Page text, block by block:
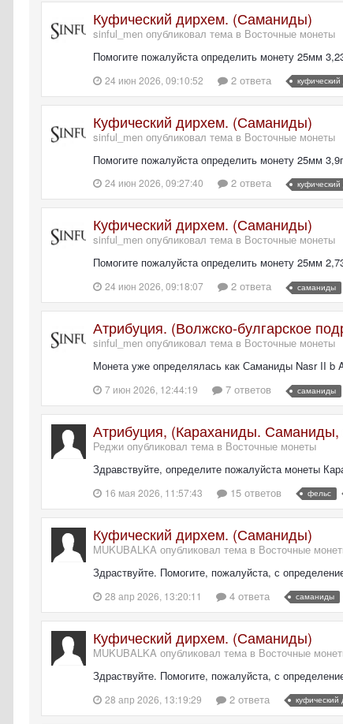
Куфический дирхем. (Саманиды)
sinful_men опубликовал тема в Восточные монеты
Помогите пожалуйста определить монету 25мм
24 июн 2026, 09:10:52 2 ответа
Куфический дирхем. (Саманиды)
sinful_men опубликовал тема в Восточные монеты
Помогите пожалуйста определить монету 25мм
24 июн 2026, 09:27:40 2 ответа
Куфический дирхем. (Саманиды)
sinful_men опубликовал тема в Восточные монеты
Помогите пожалуйста определить монету 25мм
24 июн 2026, 09:18:07 2 ответа саманиды
Атрибуция. (Волжско-булгарское
sinful_men опубликовал тема в Восточные монеты
Монета уже определялась как Саманиды Nasr II b
7 июн 2026, 12:44:19 7 ответов саманиды
Атрибуция, (Караханиды.
Реджи опубликовал тема в Восточные монеты
Здравствуйте, определите пожалуйста монеты
16 мая 2026, 11:57:43 15 ответов фельс
Куфический дирхем. (Саманиды)
MUKUBALKA опубликовал тема в Восточные
Здраствуйте. Помогите, пожалуйста, с
28 апр 2026, 13:20:11 4 ответа саманиды
Куфический дирхем. (Саманиды)
MUKUBALKA опубликовал тема в Восточные
Здраствуйте. Помогите, пожалуйста, с
28 апр 2026, 13:19:29 2 ответа куфический